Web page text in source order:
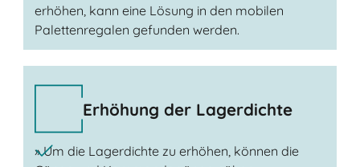
erhöhen, kann eine Lösung in den mobilen
Palettenregalen gefunden werden.
Erhöhung der Lagerdichte
» Um die Lagerdichte zu erhöhen, können die